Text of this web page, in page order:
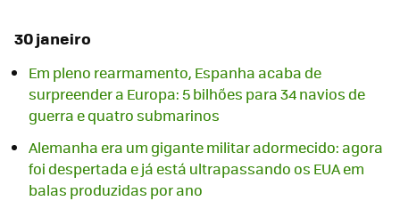
30 janeiro
Em pleno rearmamento, Espanha acaba de
surpreender a Europa: 5 bilhões para 34 navios de
guerra e quatro submarinos
Alemanha era um gigante militar adormecido: agora
foi despertada e já está ultrapassando os EUA em
balas produzidas por ano